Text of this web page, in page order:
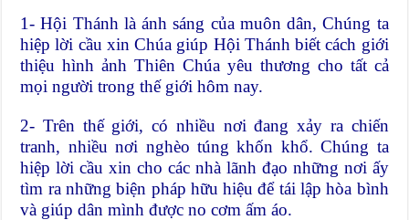
1- Hội Thánh là ánh sáng của muôn dân, Chúng ta
hiệp lời cầu xin Chúa giúp Hội Thánh biết cách giới
thiệu hình ảnh Thiên Chúa yêu thương cho tất cả
mọi người trong thế giới hôm nay.
2- Trên thế giới, có nhiều nơi đang xảy ra chiến
tranh, nhiều nơi nghèo túng khốn khổ. Chúng ta
hiệp lời cầu xin cho các nhà lãnh đạo những nơi ấy
tìm ra những biện pháp hữu hiệu để tái lập hòa bình
và giúp dân mình được no cơm ấm áo.